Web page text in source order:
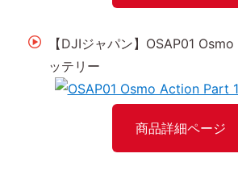
【DJIジャパン】OSAP01
ッテリー
商品詳細ページ